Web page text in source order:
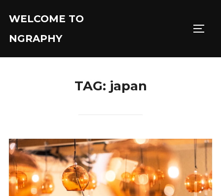
content
WELCOME TO
NGRAPHY
TAG: japan